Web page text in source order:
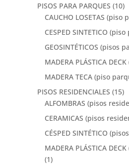
PISOS PARA PARQUES (10)
CAUCHO LOSETAS (piso
CESPED SINTETICO
GEOSINTÉTICOS (pisos
MADERA PLÁSTICA
MADERA TECA (piso
PISOS RESIDENCIALES (15)
ALFOMBRAS (pisos
CERAMICAS (pisos
CÉSPED SINTÉTICO
MADERA PLÁSTICA
(1)